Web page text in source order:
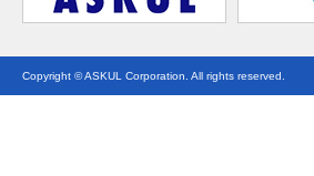
Copyright © ASKUL Corporation. All rights reserved.